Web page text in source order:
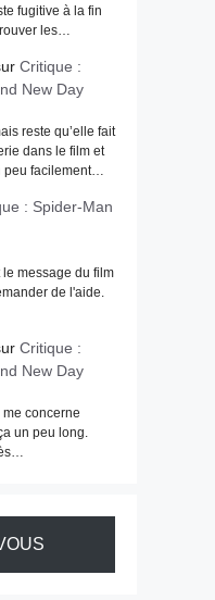
fugitive à la fin
les…
Critique :
New Day
reste qu’elle fait
dans le film et
peu facilement…
: Spider-Man
message du film
de l'aide.
Critique :
New Day
concerne
un peu long.